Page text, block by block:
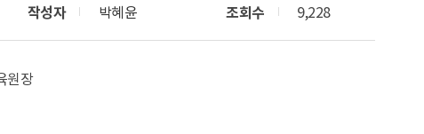
작성자 박혜윤 조회수 9,228
원장